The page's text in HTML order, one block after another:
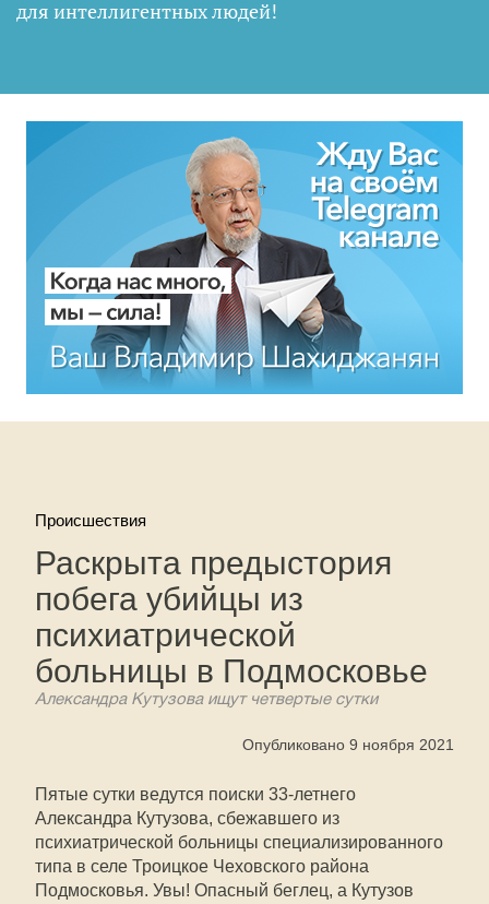
для интеллигентных людей!
Происшествия
Раскрыта предыстория
побега убийцы из
психиатрической
больницы в Подмосковье
Александра Кутузова ищут четвертые сутки
Опубликовано 9 ноября 2021
Пятые сутки ведутся поиски 33-летнего
Александра Кутузова, сбежавшего из
психиатрической больницы специализированного
типа в селе Троицкое Чеховского района
Подмосковья. Увы! Опасный беглец, а Кутузов